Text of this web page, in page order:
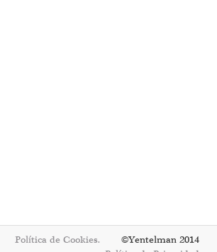
©Yentelman 2014
Política de Cookies.